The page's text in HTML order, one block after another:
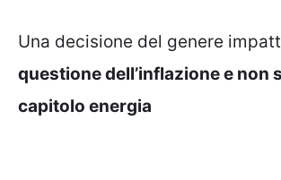
Una decisione del genere
questione dell’inflazione e non
capitolo energia